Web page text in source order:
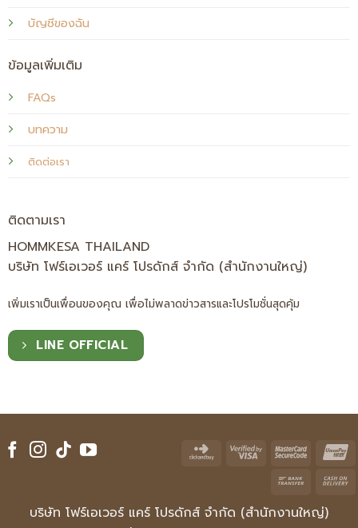
บัญชีของฉัน
ข้อมูลเพิ่มเติม
FAQs
บทความ
ติดต่อเรา
ติดตามเรา
HOMMKESA THAILAND
บริษัท โฟร์เอเวอร์ แคร์ โปรดักส์ จำกัด (สำนักงานใหญ่)
เพิ่มเราเป็นเพื่อนของคุณ เพื่อไม่พลาดข่าวสารและโปรโมชั่นสุดคุ้ม
LINE OFFICIAL
บริษัท โฟร์เอเวอร์ แคร์ โปรดักส์ จำกัด (สำนักงานใหญ่)
Click
Visa
Bank